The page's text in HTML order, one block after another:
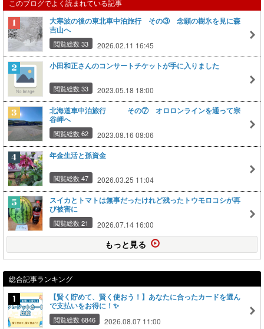
このブログでよく読まれている記事
大寒波の後の東北車中泊旅行 その③ 念願の樹氷を見に森
吉山へ
閲覧総数 33 2026.02.11 16:45
小田和正さんのコンサートチケットが手に入りました
閲覧総数 33 2023.05.18 18:00
北海道車中泊旅行 その⑦ オロロンラインを通って宗
谷岬へ
閲覧総数 62 2023.08.16 08:06
年金生活と孫資金
閲覧総数 47 2026.03.25 11:04
スイカとトマトは無事だったけれど残ったトウモロコシが再
び被害に
閲覧総数 21 2026.07.14 16:00
もっと見る
総合記事ランキング
【賢く貯めて、賢く使おう！】あなたに合ったカードを選ん
で支払いをお得に！✨
閲覧総数 6846 2026.08.07 11:00